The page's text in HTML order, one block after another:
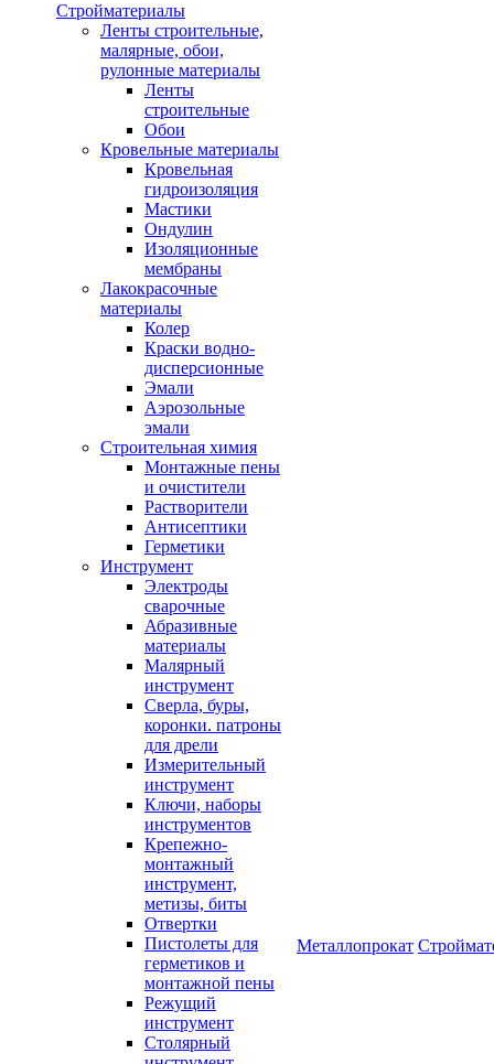
Стройматериалы
Ленты строительные,
малярные, обои,
рулонные материалы
Ленты
строительные
Обои
Кровельные материалы
Кровельная
гидроизоляция
Мастики
Ондулин
Изоляционные
мембраны
Лакокрасочные
материалы
Колер
Краски водно-
дисперсионные
Эмали
Аэрозольные
эмали
Строительная химия
Монтажные пены
и очистители
Растворители
Антисептики
Герметики
Инструмент
Электроды
сварочные
Абразивные
материалы
Малярный
инструмент
Сверла, буры,
коронки. патроны
для дрели
Измерительный
инструмент
Ключи, наборы
инструментов
Крепежно-
монтажный
инструмент,
метизы, биты
Отвертки
Пистолеты для
герметиков и
монтажной пены
Режущий
инструмент
Столярный
Металлопрокат